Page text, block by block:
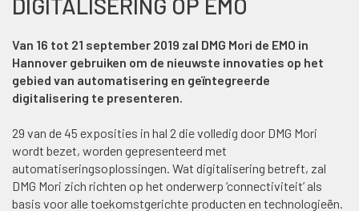
DIGITALISERING OP EMO
Van 16 tot 21 september 2019 zal DMG Mori de EMO in
Hannover gebruiken om de nieuwste innovaties op het
gebied van automatisering en geïntegreerde
digitalisering te presenteren.
29 van de 45 exposities in hal 2 die volledig door DMG Mori
wordt bezet, worden gepresenteerd met
automatiseringsoplossingen. Wat digitalisering betreft, zal
DMG Mori zich richten op het onderwerp ‘connectiviteit’ als
basis voor alle toekomstgerichte producten en technologieën.